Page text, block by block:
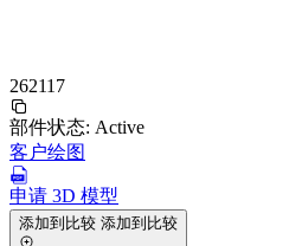
262117
部件状态: Active
客户绘图
申请 3D 模型
添加到比较 添加到比较